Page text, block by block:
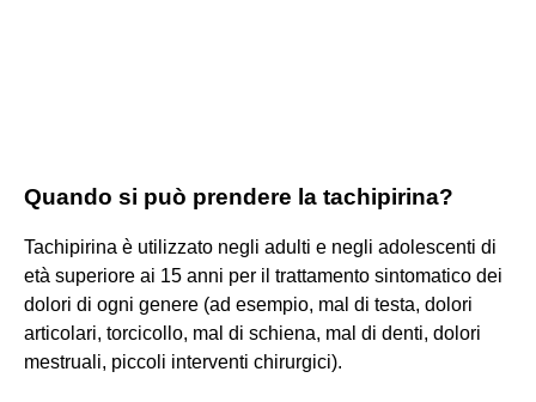
Quando si può prendere la tachipirina?
Tachipirina è utilizzato negli adulti e negli adolescenti di
età superiore ai 15 anni per il trattamento sintomatico dei
dolori di ogni genere (ad esempio, mal di testa, dolori
articolari, torcicollo, mal di schiena, mal di denti, dolori
mestruali, piccoli interventi chirurgici).